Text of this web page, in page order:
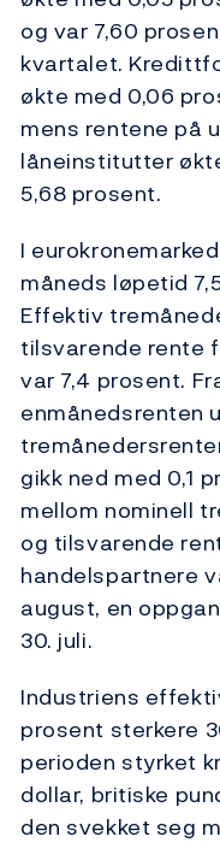
og var 7,60
kvartalet.
økte med 0,06
mens rentene på
låneinstitutter
5,68 prosent.
I
måneds løpetid
Effektiv
tilsvarende rente
var 7,4 prosent.
enmånedsrenten
gikk ned med 0,1
mellom nominell
og tilsvarende
handelspartnere
august, en
30. juli.
Industriens
prosent sterkere
perioden styrket
dollar, britiske
den svekket seg